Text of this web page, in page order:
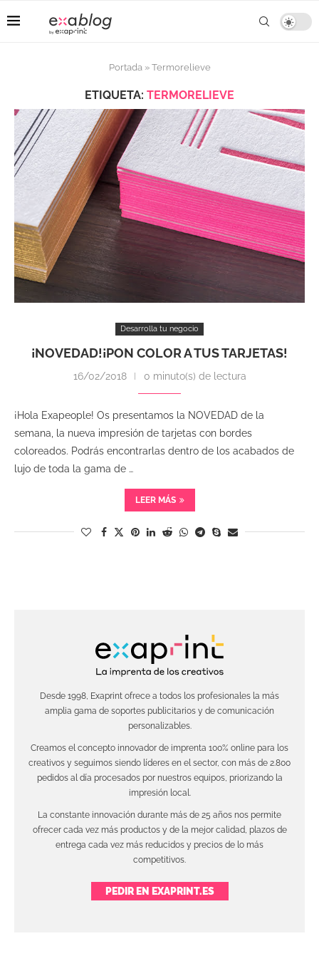
Portada» Termorelieve
ETIQUETA: TERMORELIEVE
Desarrolla tu negocio
¡NOVEDAD!¡PON COLOR A TUS TARJETAS!
16/02/2018 0 minuto(s) de lectura
¡Hola Exapeople! Os presentamos la NOVEDAD de la
semana, la nueva impresión de tarjetas con bordes
coloreados. Podrás encontrarlas dentro de los acabados de
lujo de toda la gama de …
LEER MÁS
Desde 1998, Exaprint ofrece a todos los profesionales la más
amplia gama de soportes publicitarios y de comunicación
personalizables.
Creamos el concepto innovador de imprenta 100% online para los
creativos y seguimos siendo líderes en el sector, con más de 2.800
pedidos al día procesados por nuestros equipos, priorizando la
impresión local.
La constante innovación durante más de 25 años nos permite
ofrecer cada vez más productos y de la mejor calidad, plazos de
entrega cada vez más reducidos y precios de lo más
competitivos.
PEDIR EN EXAPRINT.ES